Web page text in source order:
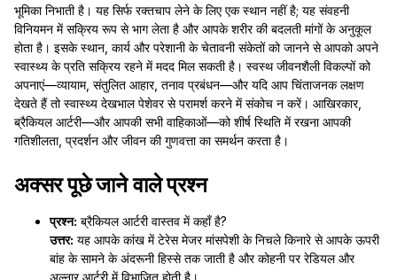
भूमिका निभाती है। यह सिर्फ रक्तचाप लेने के लिए एक स्थान नहीं है; यह संवहनी
विनियमन में सक्रिय रूप से भाग लेता है और आपके शरीर की बदलती मांगों के अनुकूल
होता है। इसके स्थान, कार्य और परेशानी के चेतावनी संकेतों को जानने से आपको अपने
स्वास्थ्य के प्रति सक्रिय रहने में मदद मिल सकती है। स्वस्थ जीवनशैली विकल्पों को
अपनाएं—व्यायाम, संतुलित आहार, तनाव प्रबंधन—और यदि आप चिंताजनक लक्षण
देखते हैं तो स्वास्थ्य देखभाल पेशेवर से परामर्श करने में संकोच न करें। आखिरकार,
ब्रैकियल आर्टरी—और आपकी सभी वाहिकाओं—को शीर्ष स्थिति में रखना आपकी
गतिशीलता, प्रदर्शन और जीवन की गुणवत्ता का समर्थन करता है।
अक्सर पूछे जाने वाले प्रश्न
प्रश्न: ब्रैकियल आर्टरी वास्तव में कहाँ है?
उत्तर: यह आपके कांख में टेरेस मेजर मांसपेशी के निचले किनारे से आपके ऊपरी
बांह के सामने के अंदरूनी हिस्से तक जाती है और कोहनी पर रेडियल और
अल्नार आर्टरी में विभाजित होती है।